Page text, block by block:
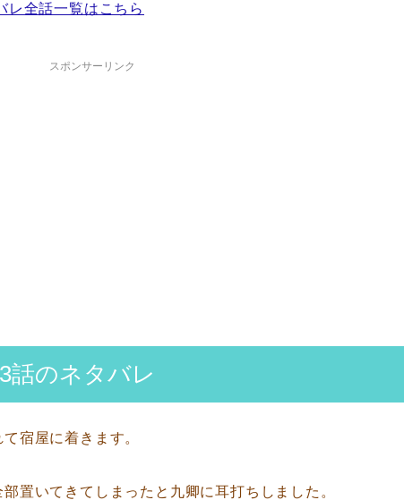
レ全話一覧はこちら
スポンサーリンク
話のネタバレ
宿屋に着きます。
置いてきてしまったと九卿に耳打ちしました。